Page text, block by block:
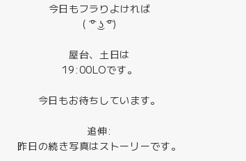
今日もフラりよければ
( ͡° ͜ʖ ͡°)
屋台、土日は
19:00LOです。
今日もお待ちしています。
追伸:
昨日の続き写真はストーリーです。